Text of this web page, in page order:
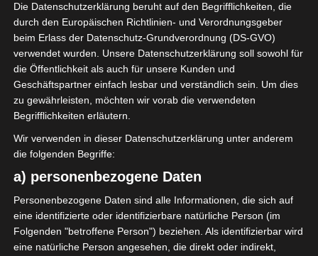
warm und auf der Veranda lässt es sich
herrlich aushalten.
Die neue Serie von Greengate „Everyday
Greengate“ hat es mir besonders angetan.
Die Datenschutzerklärung beruht auf den Begrifflichkeiten, die
durch den Europäischen Richtlinien- und Verordnungsgeber
beim Erlass der Datenschutz-Grundverordnung (DS-GVO)
verwendet wurden. Unsere Datenschutzerklärung soll sowohl für
die Öffentlichkeit als auch für unsere Kunden und
Geschäftspartner einfach lesbar und verständlich sein. Um dies
zu gewährleisten, möchten wir vorab die verwendeten
Begrifflichkeiten erläutern.
Wir verwenden in dieser Datenschutzerklärung unter anderem
die folgenden Begriffe:
a) personenbezogene Daten
Personenbezogene Daten sind alle Informationen, die sich auf
eine identifizierte oder identifizierbare natürliche Person (im
Folgenden "betroffene Person") beziehen. Als identifizierbar wird
eine natürliche Person angesehen, die direkt oder indirekt,